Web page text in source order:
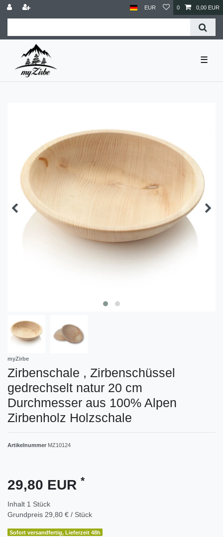
EUR 0 0,00 EUR
☰
myZirbe
Zirbenschale , Zirbenschüssel
gedrechselt natur 20 cm
Durchmesser aus 100% Alpen
Zirbenholz Holzschale
Artikelnummer MZ10124
29,80 EUR *
Inhalt 1 Stück
Grundpreis 29,80 € / Stück
Sofort versandfertig, Lieferzeit 48h